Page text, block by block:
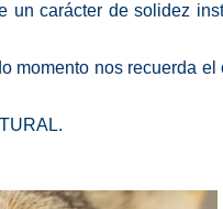
un carácter de solidez
momento nos recuerda el